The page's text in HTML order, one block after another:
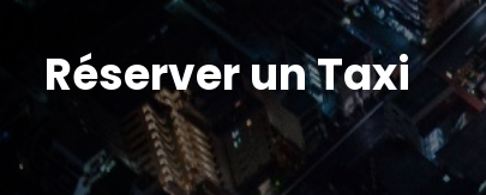
Réserver un Taxi